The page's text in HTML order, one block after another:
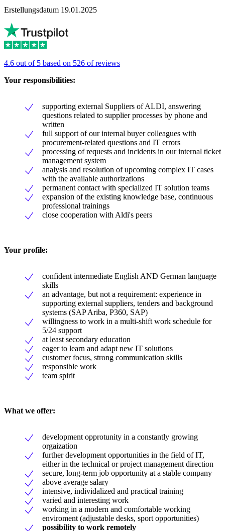
Erstellungsdatum 19.01.2025
4.6 out of 5 based on 526 of reviews
Your responsibilities:
supporting external Suppliers of ALDI, answering
questions related to supplier processes by phone and
written
full support of our internal buyer colleagues with
procurement-related questions and IT errors
processing of requests and incidents in our internal ticket
management system
analysis and resolution of upcoming complex IT cases
with the available authorizations
permanent contact with specialized IT solution teams
expansion of the existing knowledge base, continuous
professional trainings
close cooperation with Aldi's peers
Your profile:
confident intermediate English AND German language
skills
an advantage, but not a requirement: experience in
supporting external suppliers, tenders and background
systems (SAP Ariba, P360, SAP)
willingness to work in a multi-shift work schedule for
5/24 support
at least secondary education
eager to learn and adapt new IT solutions
customer focus, strong communication skills
responsible work
team spirit
What we offer:
development opprotunity in a constantly growing
orgaization
further development opportunities in the field of IT,
either in the technical or project management direction
secure, long-term job opportunity at a stable company
above average salary
intensive, individalized and practical training
varied and interesting work
working in a modern and comfortable working
enviroment (adjustable desks, sport opportunities)
possibility to work remotely